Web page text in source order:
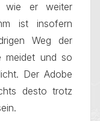
wie er weiter
ist insofern
Weg der
meidet und so
Der Adobe
desto trotz